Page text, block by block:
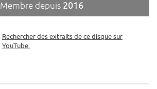
Membre depuis 2016
Rechercher des extraits de ce disque sur
YouTube.